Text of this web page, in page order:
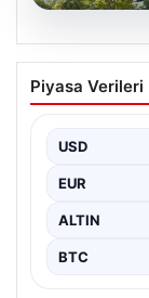
DAP
Piyasa Verileri
USD
EUR
ALTIN
BTC